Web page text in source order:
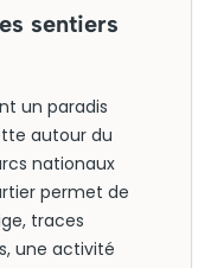
sentiers
un paradis
autour du
nationaux
permet de
traces
une activité